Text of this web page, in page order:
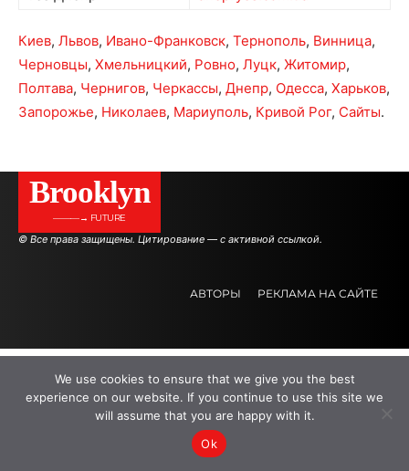
Киев, Львов, Ивано-Франковск, Тернополь, Винница,
Черновцы, Хмельницкий, Ровно, Луцк, Житомир,
Полтава, Чернигов, Черкассы, Днепр, Одесса, Харьков,
Запорожье, Николаев, Мариуполь, Кривой Рог, Сайты.
Brooklyn
———→ FUTURE
© Все права защищены. Цитирование — с активной ссылкой.
АВТОРЫ РЕКЛАМА НА САЙТЕ
We use cookies to ensure that we give you the best
experience on our website. If you continue to use this site we
will assume that you are happy with it.
Ok
...